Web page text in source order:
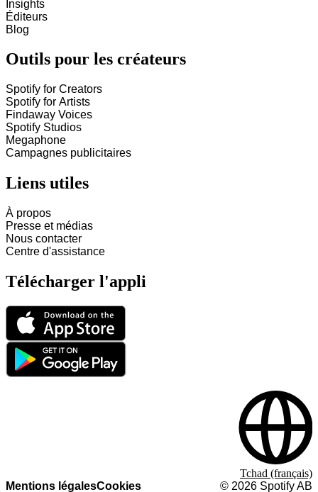
Insights
Éditeurs
Blog
Outils pour les créateurs
Spotify for Creators
Spotify for Artists
Findaway Voices
Spotify Studios
Megaphone
Campagnes publicitaires
Liens utiles
À propos
Presse et médias
Nous contacter
Centre d'assistance
Télécharger l'appli
Mentions légalesCookies © 2026 Spotify AB
Tchad (français)